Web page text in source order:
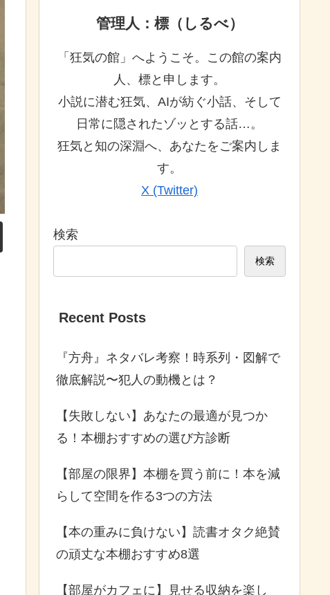
管理人：標（しるべ）
「狂気の館」へようこそ。この館の案内
人、標と申します。
小説に潜む狂気、AIが紡ぐ小話、そして
日常に隠されたゾッとする話…。
狂気と知の深淵へ、あなたをご案内しま
す。
X (Twitter)
検索
検索
Recent Posts
『方舟』ネタバレ考察！時系列・図解で
徹底解説〜犯人の動機とは？
【失敗しない】あなたの最適が見つか
る！本棚おすすめの選び方診断
【部屋の限界】本棚を買う前に！本を減
らして空間を作る3つの方法
【本の重みに負けない】読書オタク絶賛
の頑丈な本棚おすすめ8選
【部屋がカフェに】見せる収納を楽し